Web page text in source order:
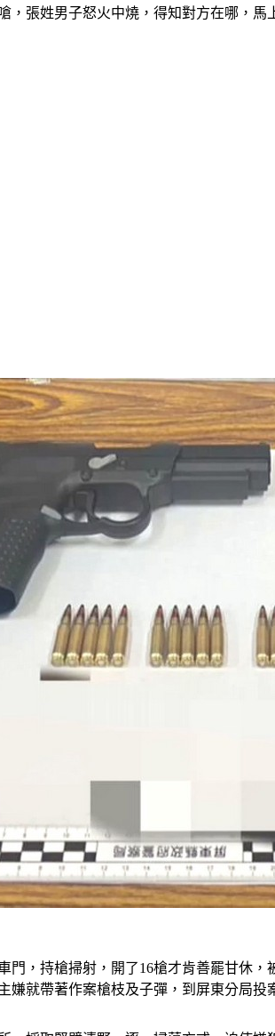
張姓男子怒火中燒，得知對方在哪，馬
，持槍掃射，開了16槍才肯善罷甘休
嫌就帶著作案槍枝及子彈，到屏東分局投